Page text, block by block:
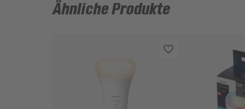
Ähnliche Produkte